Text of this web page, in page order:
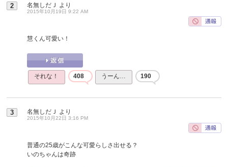
2 名無しだＪ より
2015年10月19日 9:22 AM
慧くん可愛い！
それな！ 408 うーん… 190
3 名無しだＪ より
2015年10月22日 3:16 PM
普通の25歳がこんな可愛らしさ出せる？
いのちゃんは奇跡